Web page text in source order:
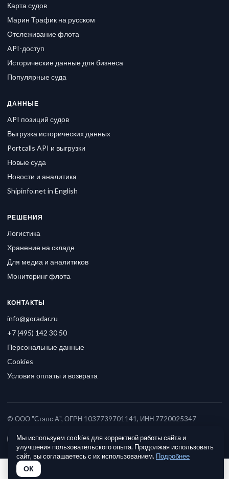
Карта судов
Марин Трафик на русском
Отслеживание флота
API-доступ
Исторические данные для бизнеса
Популярные суда
ДАННЫЕ
API позиций судов
Выгрузка исторических данных
Portcalls API и выгрузки
Новые суда
Новости и аналитика
Shipinfo.net in English
РЕШЕНИЯ
Логистика
Хранение на складе
Для медиа и аналитиков
Мониторинг флота
КОНТАКТЫ
info@goradar.ru
+7 (495) 142 30 50
Персональные данные
Cookies
Условия оплаты и возврата
© ООО "Стэлс А", ОГРН 1037739701141, ИНН 7720025347
Мы используем cookies для корректной работы сайта и
улучшения пользовательского опыта. Продолжая использовать
сайт, вы соглашаетесь с их использованием. Подробнее
ОК